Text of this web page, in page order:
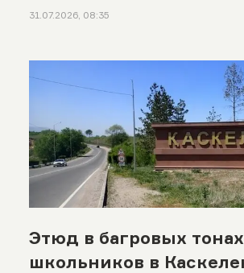
31.07.2026, 08:35
Этюд в багровых
школьников в